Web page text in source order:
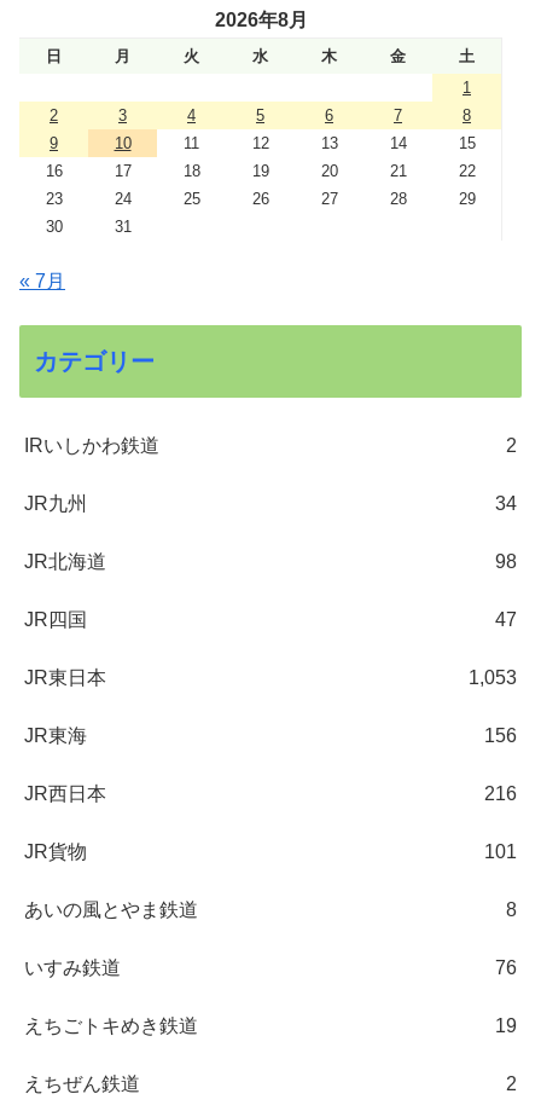
2026年8月
日 月 火 水 木 金
土
1
2
3 4 5 6 7
8
9
10 11 12 13 14
15
16
17 18 19 20 21
22
23
24 25 26 27 28
29
30
31
« 7月
カテゴリー
IRいしかわ鉄道 2
JR九州 34
JR北海道 98
JR四国 47
JR東日本 1,053
JR東海 156
JR西日本 216
JR貨物 101
あいの風とやま鉄道 8
いすみ鉄道 76
えちごトキめき鉄道 19
えちぜん鉄道 2